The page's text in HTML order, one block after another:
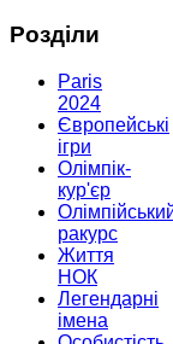
Розділи
Paris
2024
Європейські
ігри
Олімпік-
кур'єр
ракурс
Життя
НОК
Легендарні
імена